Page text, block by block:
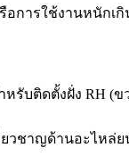
อการใช้งานหนักเ
รับติดตั้งฝั่ง RH (ข
ยวชาญด้านอะไหล่ย